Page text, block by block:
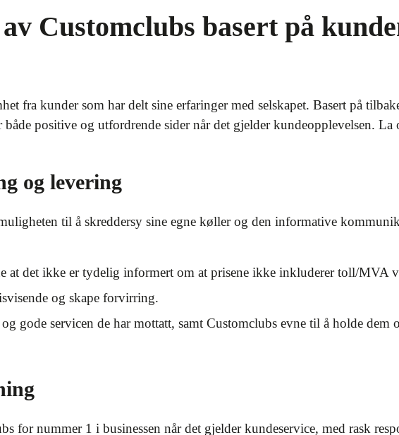
Customclubs basert på
fra kunder som har delt sine erfaringer med selskapet. Basert på
positive og utfordrende sider når det gjelder kundeopplevelsen. La
og levering
til å skreddersy sine egne køller og den informative
at det ikke er tydelig informert om at prisene ikke inkluderer toll/MVA
og skape forvirring.
gode servicen de har mottatt, samt Customclubs evne til å holde dem
for nummer 1 i businessen når det gjelder kundeservice, med rask